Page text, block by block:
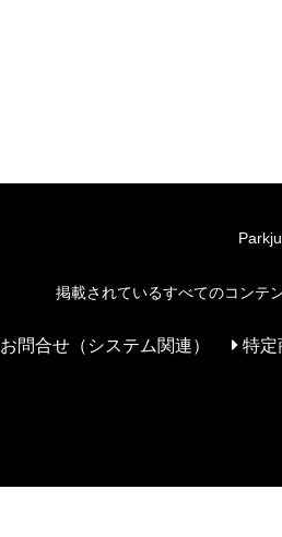
掲載されているすべてのコンテ
お問合せ（システム関連） 特定